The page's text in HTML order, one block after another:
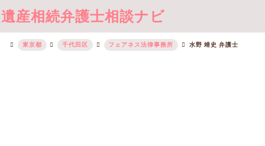
遺産相続弁護士相談ナビ
東京都 千代田区 フェアネス法律事務所 水野 靖史 弁護士